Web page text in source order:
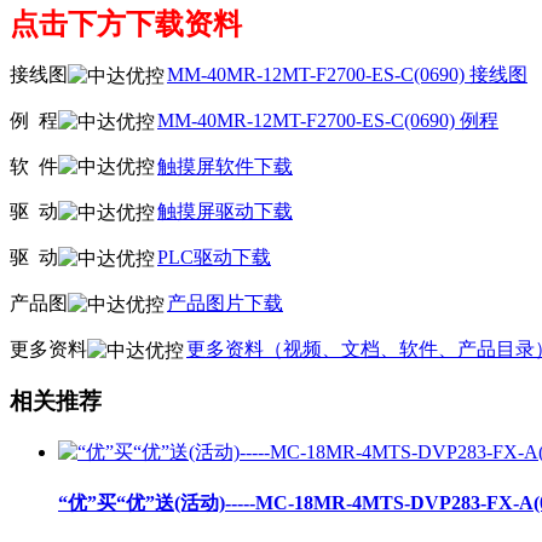
点击下方下载资料
接线图 MM-40MR-12MT-F2700-ES-C(0690) 接线图
例 程 MM-40MR-12MT-F2700-ES-C(0690) 例程
软 件 触摸屏软件下载
驱 动 触摸屏驱动下载
驱 动 PLC驱动下载
产品图 产品图片下载
更多资料 更多资料（视频、文档、软件、产品目录
相关推荐
“优”买“优”送(活动)-----MC-18MR-4MTS-DVP283-FX-